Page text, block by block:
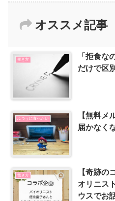
オススメ記事
働き方
「拒食な
だけで区
ふつうに食べたい
【無料メ
届かなく
働き方
【奇跡の
オリニス
ウスでお